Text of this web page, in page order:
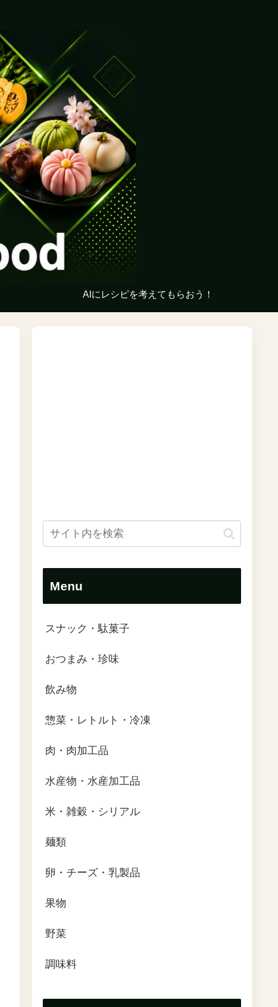
AIにレシピを考えてもらおう！
Menu
スナック・駄菓子
おつまみ・珍味
飲み物
惣菜・レトルト・冷凍
肉・肉加工品
水産物・水産加工品
米・雑穀・シリアル
麺類
卵・チーズ・乳製品
果物
野菜
調味料